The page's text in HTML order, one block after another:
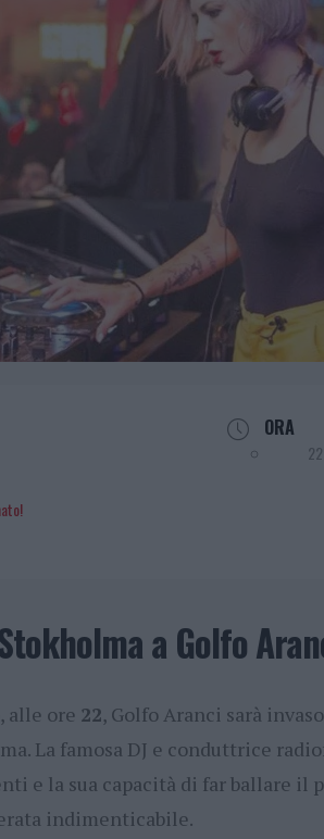
ORA
a Golfo
, alle ore 22, Golfo Aranci sarà
La famosa DJ e conduttrice
e la sua capacità di far ballare il
indimenticabile.